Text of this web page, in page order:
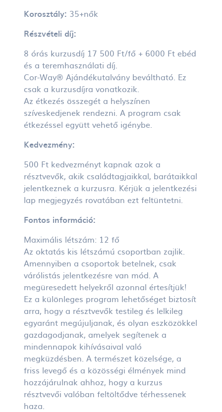
Korosztály: 35+nők
Részvételi díj:
8 órás kurzusdíj 17 500 Ft/fő + 6000 Ft ebéd
és a teremhasználati díj.
Cor-Way® Ajándékutalvány beváltható. Ez
csak a kurzusdíjra vonatkozik.
Az étkezés összegét a helyszínen
szíveskedjenek rendezni. A program csak
étkezéssel együtt vehető igénybe.
Kedvezmény:
500 Ft kedvezményt kapnak azok a
résztvevők, akik családtagjaikkal, barátaikkal
jelentkeznek a kurzusra. Kérjük a jelentkezési
lap megjegyzés rovatában ezt feltüntetni.
Fontos információ:
Maximális létszám: 12 fő
Az oktatás kis létszámú csoportban zajlik.
Amennyiben a csoportok betelnek, csak
várólistás jelentkezésre van mód. A
megüresedett helyekről azonnal értesítjük!
Ez a különleges program lehetőséget biztosít
arra, hogy a résztvevők testileg és lelkileg
egyaránt megújuljanak, és olyan eszközökkel
gazdagodjanak, amelyek segítenek a
mindennapok kihívásaival való
megküzdésben. A természet közelsége, a
friss levegő és a közösségi élmények mind
hozzájárulnak ahhoz, hogy a kurzus
résztvevői valóban feltöltődve térhessenek
haza.